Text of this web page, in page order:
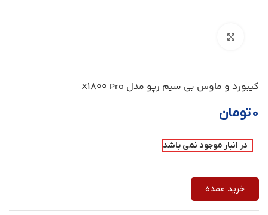
کیبورد و ماوس بی سیم رپو مدل X1800 Pro
۰تومان
در انبار موجود نمی باشد
خرید عمده